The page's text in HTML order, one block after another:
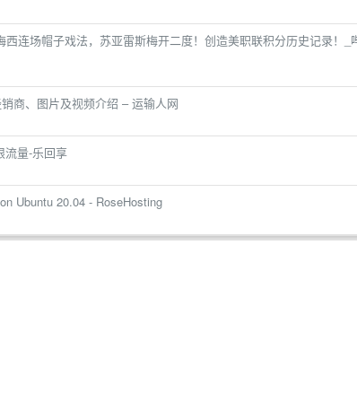
西连场帽子戏法，苏亚雷斯梅开二度！创造美职联积分历史记录！_
商、图片及视频介绍 – 运输人网
流量-乐回享
Ubuntu 20.04 - RoseHosting